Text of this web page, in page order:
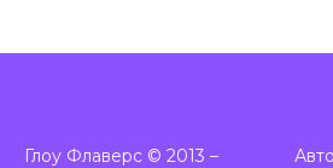
Глоу Флаверс © 2013 –
А